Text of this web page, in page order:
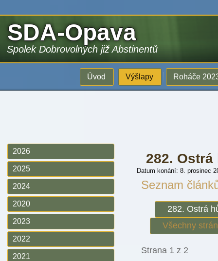
SDA-Opava
Spolek Dobrovolných již Abstinentů
Úvod Výšlapy Roháče
2026
2025
2024
2020
2023
2022
2021
282.
Datum konání: 8. prosinec
Seznam
282. Ostrá
Všechny
Strana 1 z 2